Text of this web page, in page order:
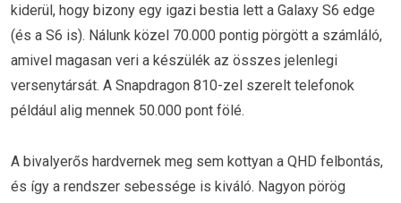
kiderül, hogy bizony egy igazi bestia lett a Galaxy S6 edge
(és a S6 is). Nálunk közel 70.000 pontig pörgött a számláló,
amivel magasan veri a készülék az összes jelenlegi
versenytársát. A Snapdragon 810-zel szerelt telefonok
például alig mennek 50.000 pont fölé.
A bivalyerős hardvernek meg sem kottyan a QHD felbontás,
és így a rendszer sebessége is kiváló. Nagyon pörög